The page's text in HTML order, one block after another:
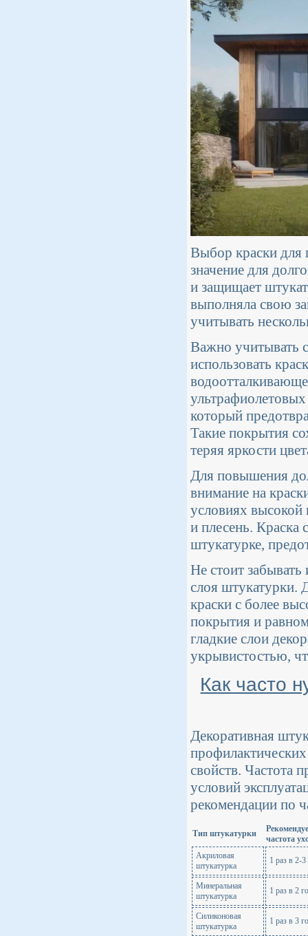
Выбор краски для
значение для
и защищает
выполняла свою
учитывать
Важно учитывать
использовать
который
Такие покрытия
теряя яркости
Для повышения
внимание на
условиях высокой
и плесень. Краска
штукатурке,
Не стоит
слоя штукатурки.
краски с более
покрытия и
гладкие слои
укрывистостью,
Как часто
Декоративная
свойств. Частота
условий
рекомендации по
Тип штукатурки
частота
Акриловая
штукатурка
1 раз в 2-3
Минеральная
штукатурка
1 раз в 2
Силиконовая
штукатурка
1 раз в 3